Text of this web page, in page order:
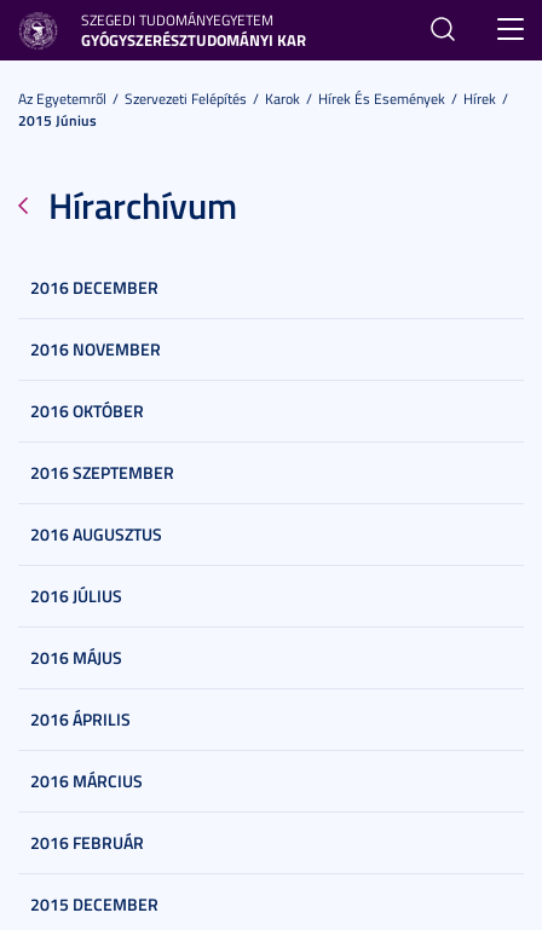
SZEGEDI TUDOMÁNYEGYETEM
GYÓGYSZERÉSZTUDOMÁNYI KAR
Az Egyetemről Szervezeti Felépítés Karok Hírek És Események
Hírek
2015 Június
Hírarchívum
2016 DECEMBER
2016 NOVEMBER
2016 OKTÓBER
2016 SZEPTEMBER
2016 AUGUSZTUS
2016 JÚLIUS
2016 MÁJUS
2016 ÁPRILIS
2016 MÁRCIUS
2016 FEBRUÁR
2015 DECEMBER